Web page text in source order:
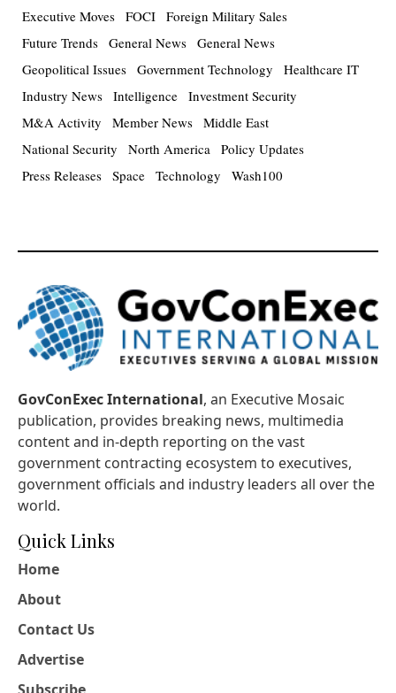
Executive Moves FOCI Foreign Military Sales
Future Trends General News General News
Geopolitical Issues Government Technology
Healthcare IT
Industry News Intelligence Investment Security
M&A Activity
Member News Middle East
National Security
North America Policy Updates
Press Releases Space Technology Wash100
GovConExec International, an Executive Mosaic
publication, provides breaking news, multimedia
content and in-depth reporting on the vast
government contracting ecosystem to executives,
government officials and industry leaders all over the
world.
Quick Links
Home
About
Contact Us
Advertise